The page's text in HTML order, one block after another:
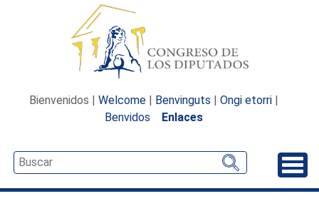
Bienvenidos | Welcome | Benvinguts | Ongi etorri |
Benvidos
Enlaces